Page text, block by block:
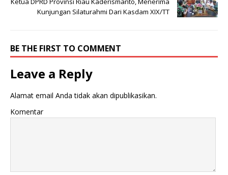
Kunjungan Silaturahmi Dari Kasdam XIX/TT
BE THE FIRST TO COMMENT
Leave a Reply
Alamat email Anda tidak akan dipublikasikan.
Komentar